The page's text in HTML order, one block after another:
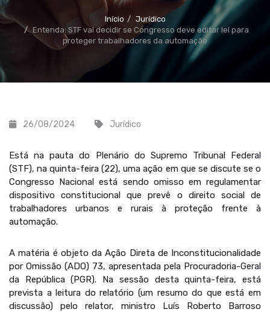
Início
Jurídico
Entenda: STF vai decidir se Congresso deve editar lei para
proteger trabalhadores da automação
26/08/2024 Jurídico
Está na pauta do Plenário do Supremo Tribunal Federal
(STF), na quinta-feira (22), uma ação em que se discute se o
Congresso Nacional está sendo omisso em regulamentar
dispositivo constitucional que prevê o direito social de
trabalhadores urbanos e rurais à proteção frente à
automação.
A matéria é objeto da Ação Direta de Inconstitucionalidade
por Omissão (ADO) 73, apresentada pela Procuradoria-Geral
da República (PGR). Na sessão desta quinta-feira, está
prevista a leitura do relatório (um resumo do que está em
discussão) pelo relator, ministro Luís Roberto Barroso